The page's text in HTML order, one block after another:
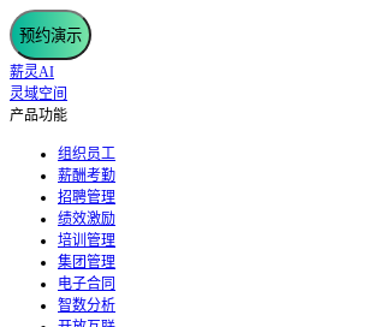
预约演示
薪灵AI
灵域空间
产品功能
组织员工
薪酬考勤
招聘管理
绩效激励
培训管理
集团管理
电子合同
智数分析